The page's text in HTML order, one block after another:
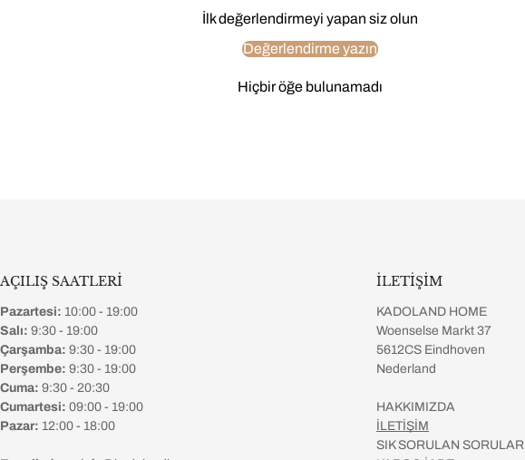
İlk değerlendirmeyi yapan siz olun
Değerlendirme yazın
Hiçbir öğe bulunamadı
AÇILIŞ SAATLERİ
Pazartesi: 10:00 - 19:00
Salı: 9:30 - 19:00
Çarşamba: 9:30 - 19:00
Perşembe: 9:30 - 19:00
Cuma: 9:30 - 20:30
Cumartesi: 09:00 - 19:00
Pazar: 12:00 - 18:00
İLETİŞİM
KADOLAND HOME
Woenselse Markt 37
5612CS Eindhoven
Nederland
HAKKIMIZDA
İLETİŞİM
SIK SORULAN SORULAR